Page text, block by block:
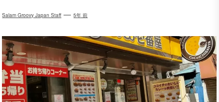
Salam Groovy Japan Staff 5年 前